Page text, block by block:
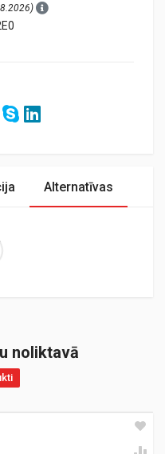
Alternatīvas
noliktavā